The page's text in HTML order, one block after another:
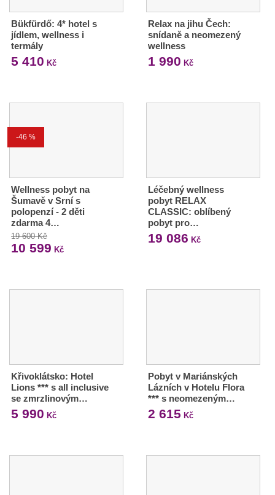
Bükfürdő: 4* hotel s
jídlem, wellness i
termály
5 410 Kč
Relax na jihu Čech:
snídaně a neomezený
wellness
1 990 Kč
-46 %
Wellness pobyt na
Šumavě v Srní s
polopenzí - 2 děti
zdarma 4…
19 600 Kč
10 599 Kč
Léčebný wellness
pobyt RELAX
CLASSIC: oblíbený
pobyt pro…
19 086 Kč
Křivoklátsko: Hotel
Lions *** s all inclusive
se zmrzlinovým…
5 990 Kč
Pobyt v Mariánských
Lázních v Hotelu Flora
*** s neomezeným…
2 615 Kč